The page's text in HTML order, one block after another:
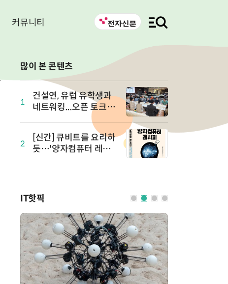
커뮤니티
많이 본 콘텐츠
1
건설연, 유럽 유학생과
네트워킹...오픈 토크 in
2
[신간] 큐비트를 요리하
듯…'양자컴퓨터 레시
IT핫픽